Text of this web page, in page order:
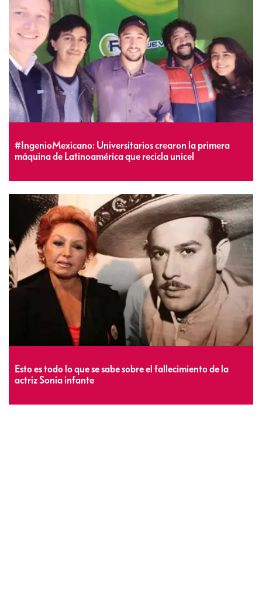
#IngenioMexicano: Universitarios crearon la primera
máquina de Latinoamérica que recicla unicel
Esto es todo lo que se sabe sobre el fallecimiento de la
actriz Sonia infante